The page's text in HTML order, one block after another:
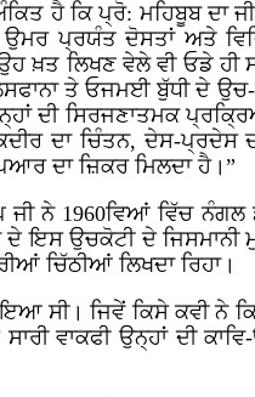
ਹੈ ਕਿ ਪ੍ਰੋ: ਮਹਿਬੂਬ ਦਾ
ਉਮਰ ਪ੍ਰਯੰਤ ਦੋਸਤਾਂ
ਲਿਖਣ ਵੇਲੇ ਵੀ ਓਡੇ ਹੀ
ਤੇ ਓਜਮਈ ਬੁੱਧੀ ਦੇ
ਦੀ ਸਿਰਜਣਾਤਮਕ
ਦਾ ਚਿੰਤਨ, ਦੇਸ-ਪ੍ਰਦੇਸ
ਦਾ ਜ਼ਿਕਰ ਮਿਲਦਾ ਹੈ।”
ਨੇ 1960ਵਿਆਂ ਵਿੱਚ ਨੰਗਲ
ਉਚਕੋਟੀ ਦੇ ਜਿਸਮਾਨੀ
ਚਿੱਠੀਆਂ ਲਿਖਦਾ ਰਿਹਾ।
ਜਿਵੇਂ ਕਿਸੇ ਕਵੀ ਨੇ
ਵਾਕਫੀ ਉਨ੍ਹਾਂ ਦੀ